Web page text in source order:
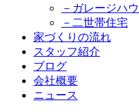
－ガレージハ
－二世帯住宅
家づくりの流れ
スタッフ紹介
ブログ
会社概要
ニュース